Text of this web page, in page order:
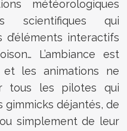
météorologiques
scientifiques qui
interactifs
L’ambiance est
les animations ne
tous les pilotes qui
gimmicks déjantés, de
simplement de leur